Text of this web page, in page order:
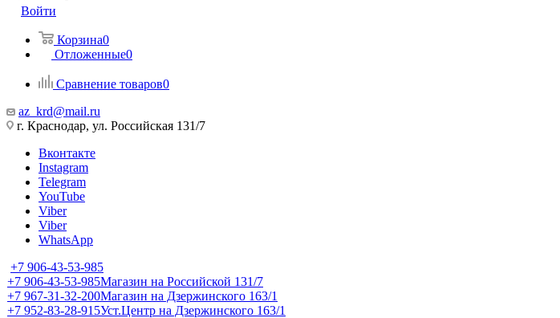
Войти
Корзина0
Отложенные0
Сравнение товаров0
az_krd@mail.ru
г. Краснодар, ул. Российская 131/7
Вконтакте
Instagram
Telegram
YouTube
Viber
Viber
WhatsApp
+7 906-43-53-985
+7 906-43-53-985Магазин на Российской 131/7
+7 967-31-32-200Магазин на Дзержинского 163/1
+7 952-83-28-915Уст.Центр на Дзержинского 163/1